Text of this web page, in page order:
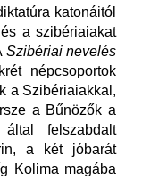
katonáitól
a szibériaiakat
Szibériai nevelés
népcsoportok
a Szibériaiakkal,
a Bűnözők a
felszabdalt
a két jóbarát
Kolima magába